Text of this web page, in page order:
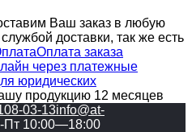
Ваш заказ в любую
доставки, так же есть
Оплата заказа
через платежные
юридических
продукцию 12 месяцев
03-13info@at-
Пт 10:00—18:00